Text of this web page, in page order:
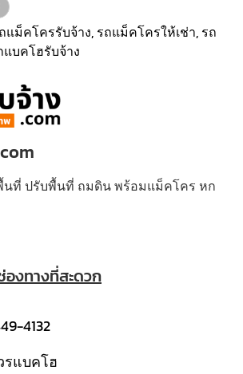
แม็คโครรับจ้าง, รถแม็คโครให้เช่า, รถ
แบคโฮรับจ้าง
นที่ ปรับพื้นที่ ถมดิน พร้อมแม็คโคร หก
งทางที่สะดวก
4132
รแบคโฮ